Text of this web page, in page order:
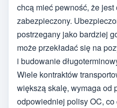
chcą mieć pewność, że
zabezpieczony.
postrzegany jako bardziej
może przekładać się na
i budowanie
Wiele kontraktów
większą skalę, wymaga od
odpowiedniej polisy OC, co